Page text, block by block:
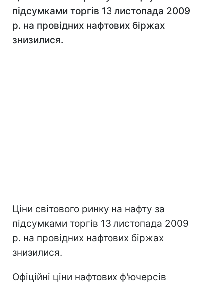
підсумками торгів 13 листопада 2009
р. на провідних нафтових біржах
знизилися.
Ціни світового ринку на нафту за
підсумками торгів 13 листопада 2009
р. на провідних нафтових біржах
знизилися.
Офіційні ціни нафтових ф'ючерсів